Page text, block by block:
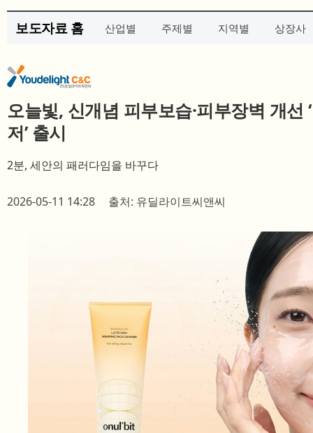
보도자료 홈 산업별 주제별 지역별 상장사
오늘빛, 신개념 피부보습·피부장벽 개
저’ 출시
2분, 세안의 패러다임을 바꾸다
2026-05-11 14:28 출처: 유딜라이트씨앤씨